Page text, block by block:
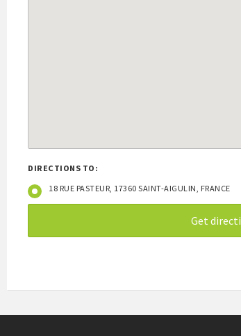
DIRECTIONS TO:
18 RUE PASTEUR, 17360 SAINT-AIGULIN, FRANCE